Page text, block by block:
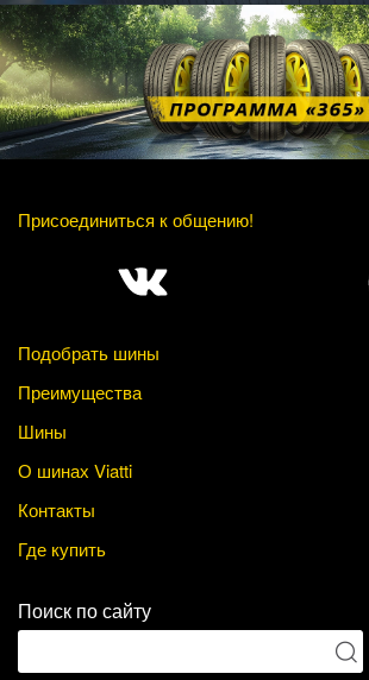
Присоединиться к общению!
Подобрать шины
Преимущества
Шины
О шинах Viatti
Контакты
Где купить
Поиск по сайту